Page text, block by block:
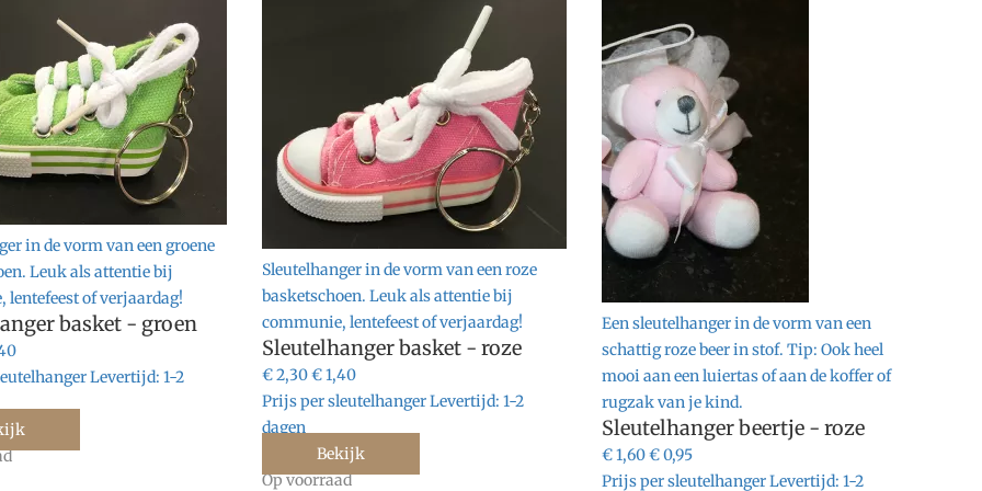
in de vorm van een groene
Leuk als attentie bij
lentefeest of verjaardag!
basket - groen
Levertijd: 1-2
Sleutelhanger in de vorm van een roze
basketschoen. Leuk als attentie bij
communie, lentefeest of verjaardag!
Sleutelhanger basket - roze
€ 2,30€ 1,40
Prijs per sleutelhangerLevertijd: 1-2
dagen
Bekijk
Op voorraad
Een sleutelhanger in de vorm van een
schattig roze beer in stof. Tip: Ook heel
mooi aan een luiertas of aan de koffer of
rugzak van je kind.
Sleutelhanger beertje - roze
€ 1,60€ 0,95
Prijs per sleutelhangerLevertijd: 1-2